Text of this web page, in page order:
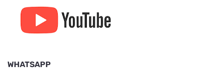
WHATSAPP